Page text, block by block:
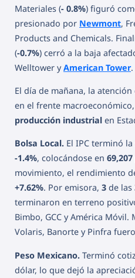
Materiales (- 0.8%) figuró
presionado por Newmont,
Products and Chemicals.
(-0.7%) cerró a la baja
Welltower yAmerican Tower.
El día de mañana, la
en el frente
producción industrial en
Bolsa Local. El IPC terminó
-1.4%, colocándose en 69,207
movimiento, el rendimiento
+7.62%. Por emisora, 3 de las
terminaron en terreno
Bimbo, GCC y América Móvil.
Volaris, Banorte y Pinfra
Peso Mexicano. Terminó
dólar, lo que dejó la